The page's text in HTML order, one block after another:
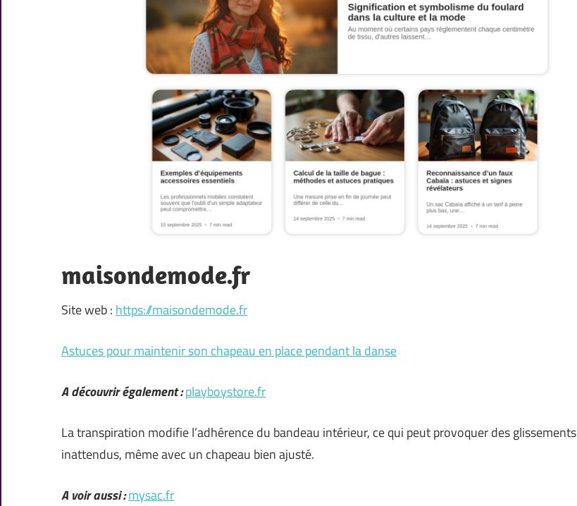
maisondemode.fr
Site web : https://maisondemode.fr
Astuces pour maintenir son chapeau en place pendant la danse
A découvrir également :playboystore.fr
La transpiration modifie l’adhérence du bandeau intérieur, ce qui peut provoquer des glissements
inattendus, même avec un chapeau bien ajusté.
A voir aussi :mysac.fr